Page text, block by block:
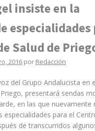
insiste en la
especialidades
Salud de
2016por Redacción
del Grupo Andalucista en
presentará sendas
en las que nuevamente
especialidades para el
de transcurridos